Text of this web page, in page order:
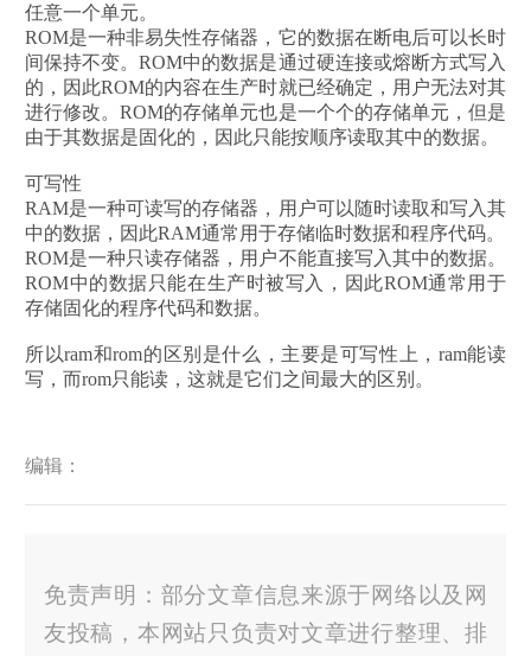
任意一个单元。
ROM是一种非易失性存储器，它的数据在断电后可以长时
间保持不变。ROM中的数据是通过硬连接或熔断方式写入
的，因此ROM的内容在生产时就已经确定，用户无法对其
进行修改。ROM的存储单元也是一个个的存储单元，但是
由于其数据是固化的，因此只能按顺序读取其中的数据。
可写性
RAM是一种可读写的存储器，用户可以随时读取和写入其
中的数据，因此RAM通常用于存储临时数据和程序代码。
ROM是一种只读存储器，用户不能直接写入其中的数据。
ROM中的数据只能在生产时被写入，因此ROM通常用于
存储固化的程序代码和数据。
所以ram和rom的区别是什么，主要是可写性上，ram能读
写，而rom只能读，这就是它们之间最大的区别。
编辑：
免责声明：部分文章信息来源于网络以及网
友投稿，本网站只负责对文章进行整理、排